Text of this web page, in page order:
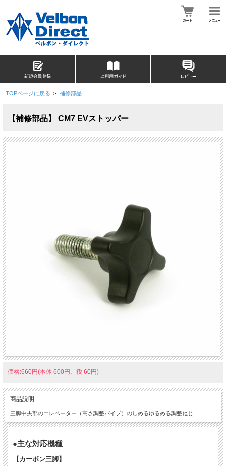
TOPページに戻る > 補修部品
【補修部品】 CM7 EVストッパー
価格:660円(本体 600円、税 60円)
商品説明
三脚中央部のエレベーター（高さ調整パイプ）のしめるゆるめる調整ねじ
●主な対応機種
【カーボン三脚】